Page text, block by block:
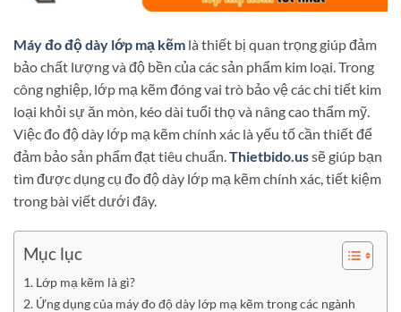
Máy đo độ dày lớp mạ kẽm là thiết bị quan trọng giúp đảm
bảo chất lượng và độ bền của các sản phẩm kim loại. Trong
công nghiệp, lớp mạ kẽm đóng vai trò bảo vệ các chi tiết kim
loại khỏi sự ăn mòn, kéo dài tuổi thọ và nâng cao thẩm mỹ.
Việc đo độ dày lớp mạ kẽm chính xác là yếu tố cần thiết để
đảm bảo sản phẩm đạt tiêu chuẩn.Thietbido.ussẽ giúp bạn
tìm được dụng cụ đo độ dày lớp mạ kẽm chính xác, tiết kiệm
trong bài viết dưới đây.
Mục lục
Lớp mạ kẽm là gì?
Ứng dụng của máy đo độ dày lớp mạ kẽm trong các ngành